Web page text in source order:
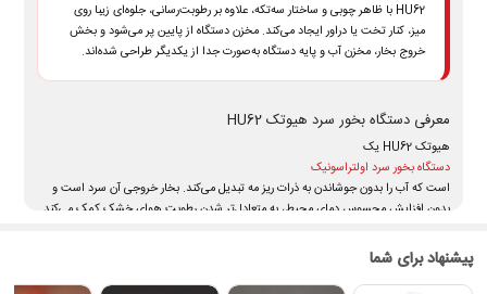
HU62 با ظاهر چوبی و ساختار سه‌تکه، علاوه بر رطوبت‌رسانی، جلوه‌ای زیبا روی
میز، کنار تخت یا دراور ایجاد می‌کند. مخزن دستگاه از پایین پر می‌شود و بخش
خروج بخار، مخزن آب و پایه دستگاه به‌صورت جدا از یکدیگر طراحی شده‌اند.
معرفی دستگاه بخور سرد هیوتک HU62
هیوتک HU62 یک
دستگاه بخور سرد اولتراسونیک
است که آب را بدون جوشاندن به ذرات ریز مه تبدیل می‌کند. بخار خروجی آن سرد است و
بدون افزایش محسوس دمای محیط، به متعادل‌تر شدن رطوبت هوای خشک کمک می‌کند.
این مدل بیشتر برای افرادی مناسب است که یک
دستگاه بخور کوچک و رومیزی
برای اتاق خواب، میز کار، اتاق مطالعه، اتاق کودک یا فضای شخصی می‌خواهند. ظرفیت ۲.۸
پیشنهاد برای شما